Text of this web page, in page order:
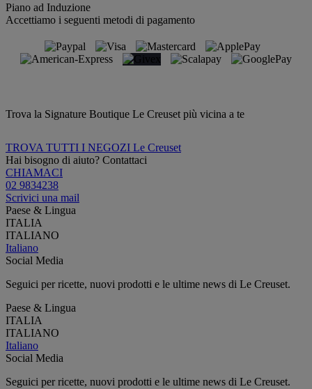
Piano ad Induzione
Accettiamo i seguenti metodi di pagamento
Trova la Signature Boutique Le Creuset più vicina a te
TROVA TUTTI I NEGOZI Le Creuset
Hai bisogno di aiuto? Contattaci
CHIAMACI
02 9834238
Scrivici una mail
Paese & Lingua
ITALIA
ITALIANO
Italiano
Social Media
Seguici per ricette, nuovi prodotti e le ultime news di Le Creuset.
Paese & Lingua
ITALIA
ITALIANO
Italiano
Social Media
Seguici per ricette, nuovi prodotti e le ultime news di Le Creuset.